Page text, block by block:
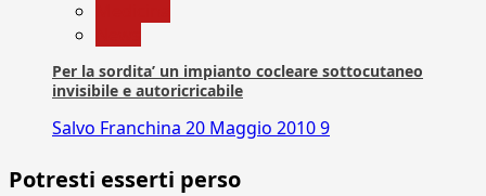
Per la sordita’ un impianto cocleare sottocutaneo
invisibile e autoricricabile
Salvo Franchina 20 Maggio 20109
Potresti esserti perso